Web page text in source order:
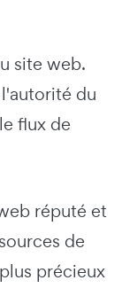
site web.
du
flux de
réputé et
de
précieux